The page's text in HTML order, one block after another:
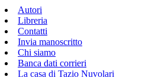
Autori
Libreria
Contatti
Invia manoscritto
Chi siamo
Banca dati corrieri
La casa di Tazio Nuvolari